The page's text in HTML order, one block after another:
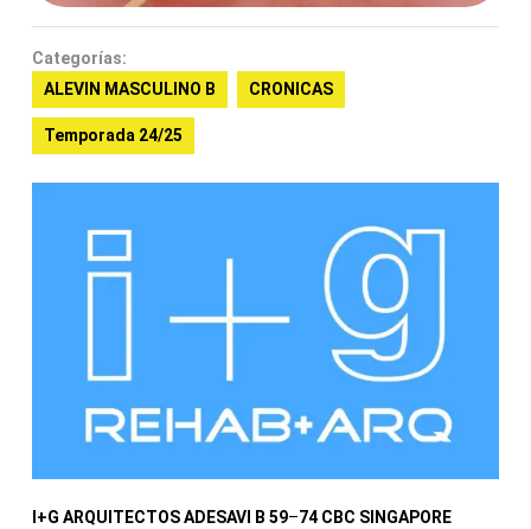
Categorías:
ALEVIN MASCULINO B
CRONICAS
Temporada 24/25
I+G ARQUITECTOS ADESAVI B 59–74 CBC SINGAPORE